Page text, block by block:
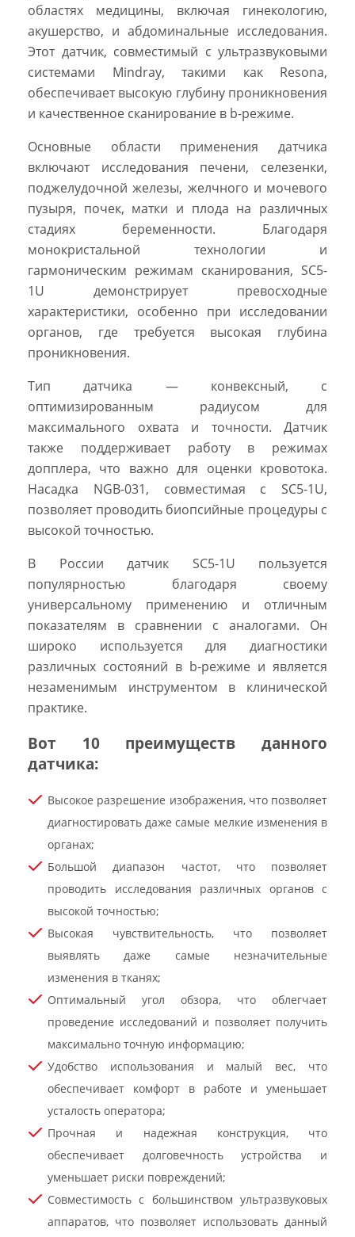
областях медицины, включая гинекологию,
акушерство, и абдоминальные исследования.
Этот датчик, совместимый с ультразвуковыми
системами Mindray, такими как Resona,
обеспечивает высокую глубину проникновения
и качественное сканирование в b-режиме.
Основные области применения датчика
включают исследования печени, селезенки,
поджелудочной железы, желчного и мочевого
пузыря, почек, матки и плода на различных
стадиях беременности. Благодаря
монокристальной технологии и
гармоническим режимам сканирования, SC5-
1U демонстрирует превосходные
характеристики, особенно при исследовании
органов, где требуется высокая глубина
проникновения.
Тип датчика — конвексный, с
оптимизированным радиусом для
максимального охвата и точности. Датчик
также поддерживает работу в режимах
допплера, что важно для оценки кровотока.
Насадка NGB-031, совместимая с SC5-1U,
позволяет проводить биопсийные процедуры с
высокой точностью.
В России датчик SC5-1U пользуется
популярностью благодаря своему
универсальному применению и отличным
показателям в сравнении с аналогами. Он
широко используется для диагностики
различных состояний в b-режиме и является
незаменимым инструментом в клинической
практике.
Вот 10 преимуществ данного
датчика:
Высокое разрешение изображения, что позволяет
диагностировать даже самые мелкие изменения в
органах;
Большой диапазон частот, что позволяет
проводить исследования различных органов с
высокой точностью;
Высокая чувствительность, что позволяет
выявлять даже самые незначительные
изменения в тканях;
Оптимальный угол обзора, что облегчает
проведение исследований и позволяет получить
максимально точную информацию;
Удобство использования и малый вес, что
обеспечивает комфорт в работе и уменьшает
усталость оператора;
Прочная и надежная конструкция, что
обеспечивает долговечность устройства и
уменьшает риски повреждений;
Совместимость с большинством ультразвуковых
аппаратов, что позволяет использовать данный